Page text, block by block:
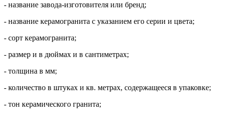
- название завода-изготовителя или бренд;
- название керамогранита с указанием его серии и цвета;
- сорт керамогранита;
- размер и в дюймах и в сантиметрах;
- толщина в мм;
- количество в штуках и кв. метрах, содержащееся в упаковке;
- тон керамического гранита;